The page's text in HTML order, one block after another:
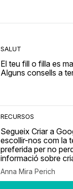
SALUT
El teu fill o filla es
Alguns consells a
RECURSOS
Segueix Criar a
escollir-nos com la
preferida per no
informació sobre
Anna Mira Perich